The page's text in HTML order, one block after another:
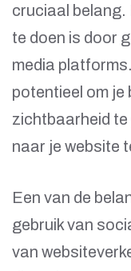
cruciaal belang.
te doen is door
media
potentieel om je
zichtbaarheid te
naar je website
Een van de
gebruik van
van